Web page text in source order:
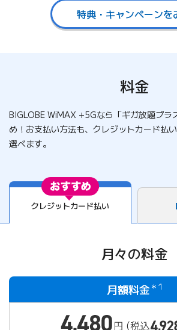
特典・キャンペーンを
料金
BIGLOBE WiMAX +5Gなら「ギガ放題プラ
め！ お支払い方法も、クレジットカード払
選べます。
クレジットカード払い
月々の料金
月額料金 ＊1